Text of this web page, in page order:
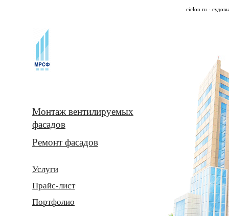
ciclon.ru -
Монтаж вентилируемых
фасадов
Ремонт фасадов
Услуги
Прайс-лист
Портфолио